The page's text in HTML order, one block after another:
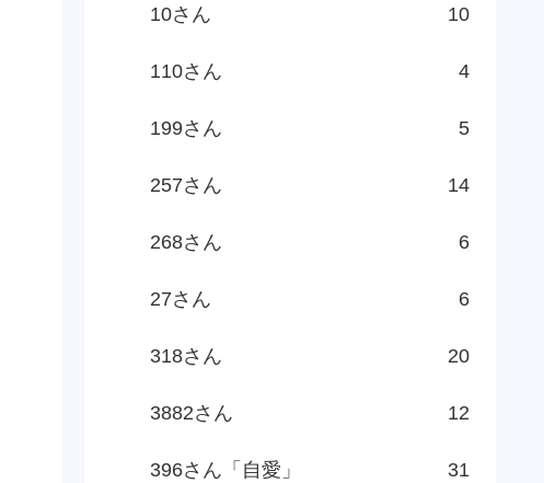
10さん 10
110さん 4
199さん 5
257さん 14
268さん 6
27さん 6
318さん 20
3882さん 12
396さん「自愛」 31